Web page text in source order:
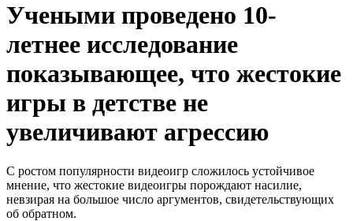
Учеными проведено 10-
летнее исследование
показывающее, что жестокие
игры в детстве не
увеличивают агрессию
С ростом популярности видеоигр сложилось устойчивое
мнение, что жестокие видеоигры порождают насилие,
невзирая на большое число аргументов, свидетельствующих
об обратном.